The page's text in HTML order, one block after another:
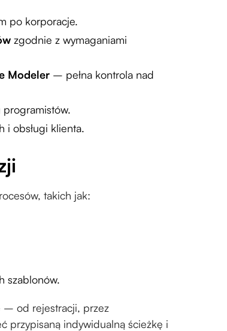
po korporacje.
zgodnie z wymaganiami
Modeler – pełna kontrola nad
programistów.
i obsługi klienta.
takich jak:
szablonów.
– od rejestracji, przez
przypisaną indywidualną ścieżkę i